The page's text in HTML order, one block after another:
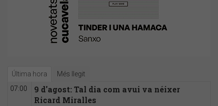
Última hora Més llegit
07:00
9 d'agost: Tal dia com avui va néixer
Ricard Miralles